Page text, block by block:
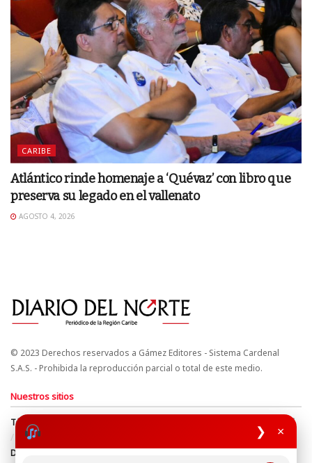
❯ ×
CARIBE
Atlántico rinde homenaje a ‘Quévaz’ con libro que
preserva su legado en el vallenato
AGOSTO 4, 2026
© 2023 Derechos reservados a Gámez Editores - Sistema Cardenal
S.A.S. - Prohibida la reproducción parcial o total de este medio.
Nuestros sitios
Términos y Condiciones
Derechos de Autor y Propiedad Intelectual
Política de uso de cookies
Política de Tratamiento de Datos
Directrices Editoriales